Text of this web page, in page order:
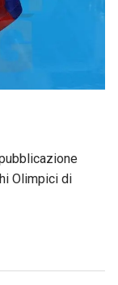
Olimpici di